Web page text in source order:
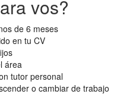
vos?
de 6 meses
en tu CV
área
tutor personal
o cambiar de trabajo